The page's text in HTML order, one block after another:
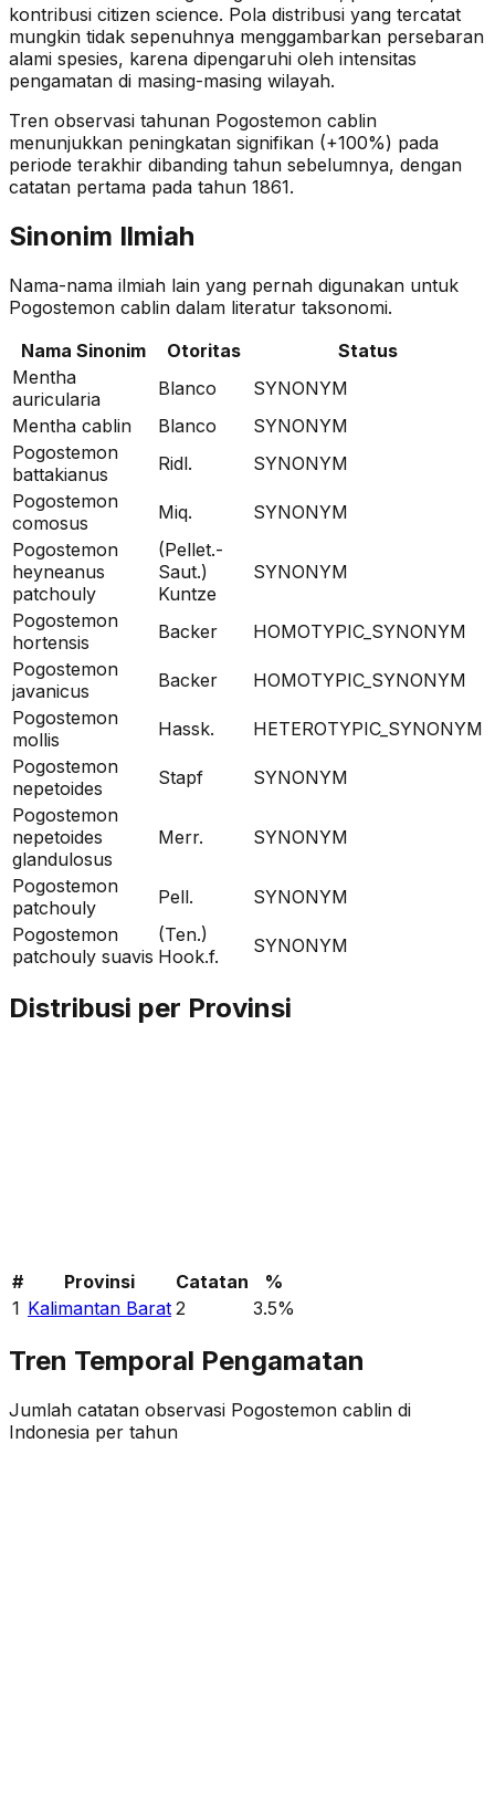
kontribusi citizen science. Pola distribusi yang tercatat
mungkin tidak sepenuhnya menggambarkan persebaran
alami spesies, karena dipengaruhi oleh intensitas
pengamatan di masing-masing wilayah.
Tren observasi tahunan Pogostemon cablin
menunjukkan peningkatan signifikan (+100%) pada
periode terakhir dibanding tahun sebelumnya, dengan
catatan pertama pada tahun 1861.
Sinonim Ilmiah
Nama-nama ilmiah lain yang pernah digunakan untuk
Pogostemon cablin dalam literatur taksonomi.
Nama Sinonim
Otoritas
Status
Mentha
auricularia
Blanco
SYNONYM
Mentha cablin
Blanco
SYNONYM
Pogostemon
battakianus
Ridl.
SYNONYM
Pogostemon
comosus
Miq.
SYNONYM
Pogostemon
heyneanus
patchouly
(Pellet.-
Saut.)
Kuntze
SYNONYM
Pogostemon
hortensis
Backer
HOMOTYPIC_SYNONYM
Pogostemon
javanicus
Backer
HOMOTYPIC_SYNONYM
Pogostemon
mollis
Hassk.
HETEROTYPIC_SYNONYM
Pogostemon
nepetoides
Stapf
SYNONYM
Pogostemon
nepetoides
glandulosus
Merr. SYNONYM
Pogostemon
patchouly
Pell.
SYNONYM
Pogostemon
patchouly suavis
(Ten.)
Hook.f.
SYNONYM
Distribusi per Provinsi
# Provinsi Catatan
%
1 Kalimantan Barat 2 3.5%
Tren Temporal Pengamatan
Jumlah catatan observasi Pogostemon cablin di
Indonesia per tahun